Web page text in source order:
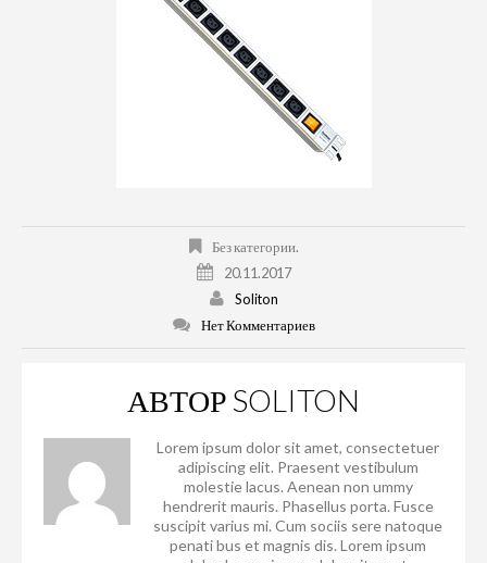
Без категории.
20.11.2017
Soliton
Нет Комментариев
АВТОР SOLITON
Lorem ipsum dolor sit amet, consectetuer
adipiscing elit. Praesent vestibulum
molestie lacus. Aenean non ummy
hendrerit mauris. Phasellus porta. Fusce
suscipit varius mi. Cum sociis sere natoque
penati bus et magnis dis. Lorem ipsum